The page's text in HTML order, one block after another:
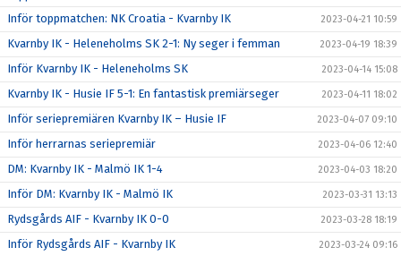
Inför toppmatchen: NK Croatia - Kvarnby IK
2023-04-21 10:59
Kvarnby IK - Heleneholms SK 2-1: Ny seger i femman 2023-04-19 18:39
Inför Kvarnby IK - Heleneholms SK 2023-04-14 15:08
Kvarnby IK - Husie IF 5-1: En fantastisk premiärseger 2023-04-11 18:02
Inför seriepremiären Kvarnby IK – Husie IF 2023-04-07 09:10
Inför herrarnas seriepremiär 2023-04-06 12:40
DM: Kvarnby IK - Malmö IK 1-4 2023-04-03 18:20
Inför DM: Kvarnby IK - Malmö IK 2023-03-31 13:13
Rydsgårds AIF - Kvarnby IK 0-0 2023-03-28 18:19
Inför Rydsgårds AIF - Kvarnby IK 2023-03-24 09:16